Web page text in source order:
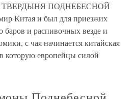
ТВЕРДЫНЯ ПОДНЕБЕСНОЙ
Китая и был для приезжих
и распивочных везде и
с чая начинается китайская
которую европейцы силой